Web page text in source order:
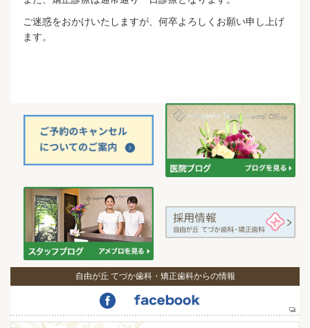
ご迷惑をおかけいたしますが、何卒よろしくお願い申し上げ
ます。
自由が丘 てづか歯科・矯正歯科からの情報